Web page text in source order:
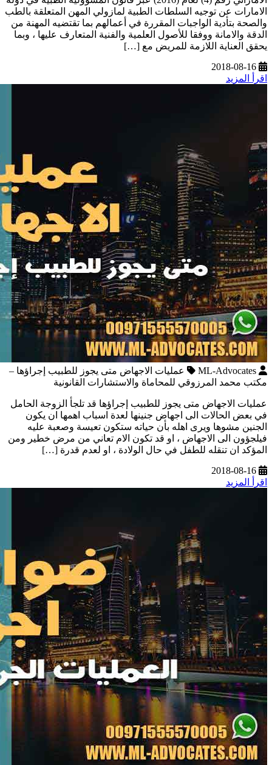
الامارات عن توجيه السلطات الطبية لمازولي المهن المتعلقة بالطب
والصحة بتأدية الواجبات المقررة في أعمالهم بما تقتضيه المهنة من
الدقة والامانة ووفقا للأصول العلمية والفنية المتعارف عليها ، وبما
يحقق العناية اللازمة للمريض مع […]
2018-08-16
اقرأ المزيد
ML-Advocates
عمليات الاجهاض متى يجوز للطبيب إجراؤها –
مكتب محمد المرزوقي للمحاماة والاستشارات القانونية
عمليات الاجهاض متى يجوز للطبيب إجراؤها قد تلجأ الزوجة الحامل
في بعض الحالات الى اجهاض جنينها لعدة اسباب اهمها ان يكون
الجنين مشوها ويرى اهله بأن حياته ستكون تعيسة وصعبة عليه
فيلجؤون الى الاجهاض ، او قد تكون الام تعاني من مرض خطير ومن
المؤكد ان تنقله للطفل في حال الولادة ، او لعدم قدرة […]
2018-08-16
اقرأ المزيد